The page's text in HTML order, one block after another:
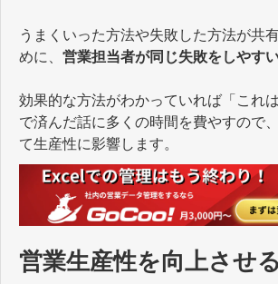
うまくいった方法や失敗した方法が共
めに、 営業担当者が同じ失敗をしやす
効果的な方法がわかっていれば「これ
で済んだ話に多くの時間を費やすので
て生産性に影響します。
営業生産性を向上させ